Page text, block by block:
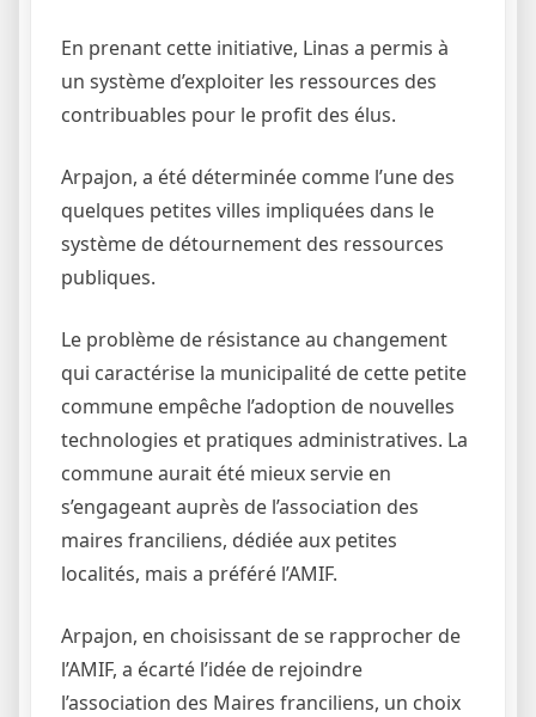
En prenant cette initiative, Linas a permis à
un système d’exploiter les ressources des
contribuables pour le profit des élus.
Arpajon, a été déterminée comme l’une des
quelques petites villes impliquées dans le
système de détournement des ressources
publiques.
Le problème de résistance au changement
qui caractérise la municipalité de cette petite
commune empêche l’adoption de nouvelles
technologies et pratiques administratives. La
commune aurait été mieux servie en
s’engageant auprès de l’association des
maires franciliens, dédiée aux petites
localités, mais a préféré l’AMIF.
Arpajon, en choisissant de se rapprocher de
l’AMIF, a écarté l’idée de rejoindre
l’association des Maires franciliens, un choix